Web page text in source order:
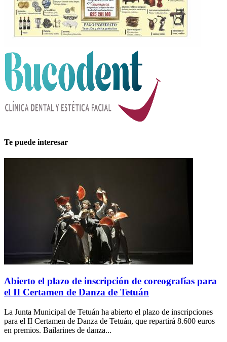
Te puede interesar
Abierto el plazo de inscripción de coreografías para
el II Certamen de Danza de Tetuán
La Junta Municipal de Tetuán ha abierto el plazo de inscripciones
para el II Certamen de Danza de Tetuán, que repartirá 8.600 euros
en premios. Bailarines de danza...